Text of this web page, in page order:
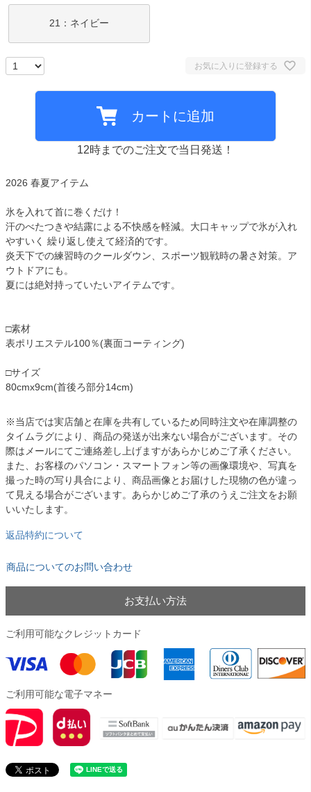
21：ネイビー
お気に入りに登録する
カートに追加
12時までのご注文で当日発送！
2026 春夏アイテム
氷を入れて首に巻くだけ！
汗のべたつきや結露による不快感を軽減。大口キャップで氷が入れ
やすいく 繰り返し使えて経済的です。
炎天下での練習時のクールダウン、スポーツ観戦時の暑さ対策。ア
ウトドアにも。
夏には絶対持っていたいアイテムです。
□素材
表ポリエステル100％(裏面コーティング)
□サイズ
80cmx9cm(首後ろ部分14cm)
※当店では実店舗と在庫を共有しているため同時注文や在庫調整の
タイムラグにより、商品の発送が出来ない場合がございます。その
際はメールにてご連絡差し上げますがあらかじめご了承ください。
また、お客様のパソコン・スマートフォン等の画像環境や、写真を
撮った時の写り具合により、商品画像とお届けした現物の色が違っ
て見える場合がございます。あらかじめご了承のうえご注文をお願
いいたします。
返品特約について
商品についてのお問い合わせ
お支払い方法
ご利用可能なクレジットカード
ご利用可能な電子マネー